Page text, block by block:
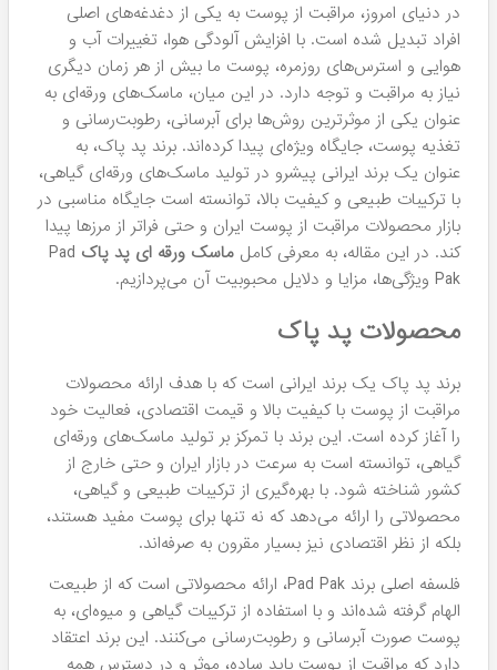
در دنیای امروز، مراقبت از پوست به یکی از دغدغه‌های اصلی
افراد تبدیل شده است. با افزایش آلودگی هوا، تغییرات آب و
هوایی و استرس‌های روزمره، پوست ما بیش از هر زمان دیگری
نیاز به مراقبت و توجه دارد. در این میان، ماسک‌های ورقه‌ای به
عنوان یکی از موثرترین روش‌ها برای آبرسانی، رطوبت‌رسانی و
تغذیه پوست، جایگاه ویژه‌ای پیدا کرده‌اند. برند پد پاک، به
عنوان یک برند ایرانی پیشرو در تولید ماسک‌های ورقه‌ای گیاهی،
با ترکیبات طبیعی و کیفیت بالا، توانسته است جایگاه مناسبی در
بازار محصولات مراقبت از پوست ایران و حتی فراتر از مرزها پیدا
کند. در این مقاله، به معرفی کامل ماسک ورقه ای پد پاک Pad
Pak ویژگی‌ها، مزایا و دلایل محبوبیت آن می‌پردازیم.
محصولات پد پاک
برند پد پاک یک برند ایرانی است که با هدف ارائه محصولات
مراقبت از پوست با کیفیت بالا و قیمت اقتصادی، فعالیت خود
را آغاز کرده است. این برند با تمرکز بر تولید ماسک‌های ورقه‌ای
گیاهی، توانسته است به سرعت در بازار ایران و حتی خارج از
کشور شناخته شود. با بهره‌گیری از ترکیبات طبیعی و گیاهی،
محصولاتی را ارائه می‌دهد که نه تنها برای پوست مفید هستند،
بلکه از نظر اقتصادی نیز بسیار مقرون به صرفه‌اند.
فلسفه اصلی برند Pad Pak، ارائه محصولاتی است که از طبیعت
الهام گرفته شده‌اند و با استفاده از ترکیبات گیاهی و میوه‌ای، به
پوست صورت آبرسانی و رطوبت‌رسانی می‌کنند. این برند اعتقاد
دارد که مراقبت از پوست باید ساده، موثر و در دسترس همه